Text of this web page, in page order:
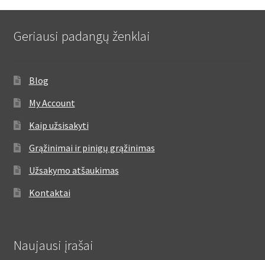
Geriausi padangų ženklai
Blog
My Account
Kaip užsisakyti
Grąžinimai ir pinigų grąžinimas
Užsakymo atšaukimas
Kontaktai
Naujausi įrašai